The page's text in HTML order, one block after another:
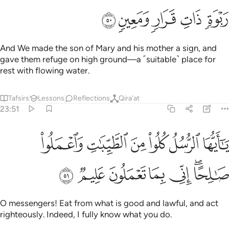
ﲌﲍﲎﲏﲐ
And We made the son of Mary and his mother a sign, and
gave them refuge on high ground—a ˹suitable˺ place for
rest with flowing water.
Tafsirs Lessons Reflections Qira'at
23:51
يا ايها الرسل كلوا من الطيبات واعملوا صالحا اني بما تعملون عليم ٥١
يَـٰٓأَيُّهَا ٱلرُّسُلُ كُلُوا۟ مِنَ ٱلطَّيِّبَـٰتِ وَٱعْمَلُوا۟ صَـٰلِحًا ۖ إِنِّى بِمَا تَعْمَلُونَ
ﲑﲒﲓﲔﲕﲖ
ﲗﲘﲙﲚﲛﲜﲝ
O messengers! Eat from what is good and lawful, and act
righteously. Indeed, I fully know what you do.